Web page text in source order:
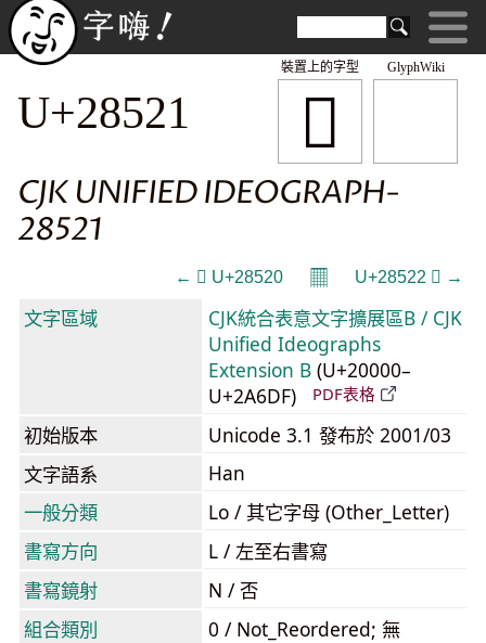
GlyphWiki
𨔡
裝置上的字型
U+28521
CJK UNIFIED IDEOGRAPH-
28521
← 𨔠 U+28520 𝄜 U+28522 𨔢 →
文字區域
CJK統合表意文字擴展區B / CJK
Unified Ideographs
Extension B (U+20000–
U+2A6DF)
PDF表格
初始版本
Unicode 3.1 發布於 2001/03
文字語系
Han
一般分類
Lo / 其它字母 (Other_Letter)
書寫方向
L / 左至右書寫
書寫鏡射
N / 否
組合類別
0 / Not_Reordered; 無